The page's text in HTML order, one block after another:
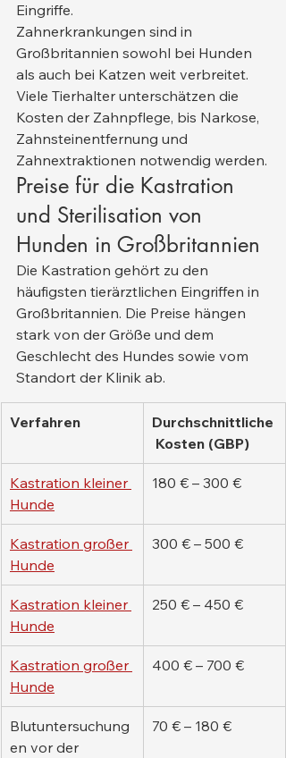
Eingriffe.
Zahnerkrankungen sind in
Großbritannien sowohl bei Hunden
als auch bei Katzen weit verbreitet.
Viele Tierhalter unterschätzen die
Kosten der Zahnpflege, bis Narkose,
Zahnsteinentfernung und
Zahnextraktionen notwendig werden.
Preise für die Kastration
und Sterilisation von
Hunden in Großbritannien
Die Kastration gehört zu den
häufigsten tierärztlichen Eingriffen in
Großbritannien. Die Preise hängen
stark von der Größe und dem
Geschlecht des Hundes sowie vom
Standort der Klinik ab.
Verfahren
Durchschnittliche
Kosten (GBP)
Kastration kleiner
Hunde
180 € – 300 €
Kastration großer
Hunde
300 € – 500 €
Kastration kleiner
Hunde
250 € – 450 €
Kastration großer
Hunde
400 € – 700 €
Blutuntersuchung
en vor der
70 € – 180 €